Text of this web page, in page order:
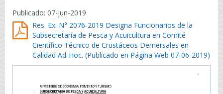
Publicado: 07-jun-2019
Res. Ex. N° 2076-2019 Designa Funcionarios de la
Subsecretaría de Pesca y Acuicultura en Comité
Científico Técnico de Crustáceos Demersales en
Calidad Ad-Hoc. (Publicado en Página Web 07-06-2019)